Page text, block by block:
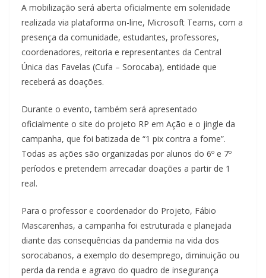
A mobilização será aberta oficialmente em solenidade
realizada via plataforma on-line, Microsoft Teams, com a
presença da comunidade, estudantes, professores,
coordenadores, reitoria e representantes da Central
Única das Favelas (Cufa – Sorocaba), entidade que
receberá as doações.
Durante o evento, também será apresentado
oficialmente o site do projeto RP em Ação e o jingle da
campanha, que foi batizada de “1 pix contra a fome”.
Todas as ações são organizadas por alunos do 6º e 7º
períodos e pretendem arrecadar doações a partir de 1
real.
Para o professor e coordenador do Projeto, Fábio
Mascarenhas, a campanha foi estruturada e planejada
diante das consequências da pandemia na vida dos
sorocabanos, a exemplo do desemprego, diminuição ou
perda da renda e agravo do quadro de insegurança